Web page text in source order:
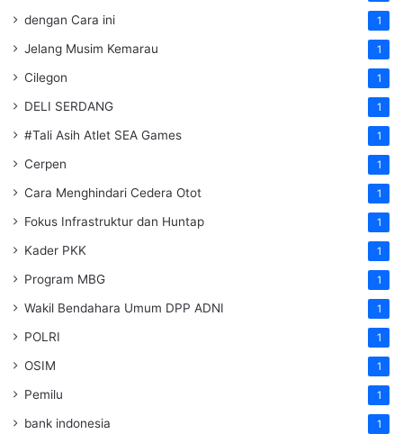
dengan Cara ini 1
Jelang Musim Kemarau 1
Cilegon 1
DELI SERDANG 1
#Tali Asih Atlet SEA Games 1
Cerpen 1
Cara Menghindari Cedera Otot 1
Fokus Infrastruktur dan Huntap 1
Kader PKK 1
Program MBG 1
Wakil Bendahara Umum DPP ADNI 1
POLRI 1
OSIM 1
Pemilu 1
bank indonesia 1